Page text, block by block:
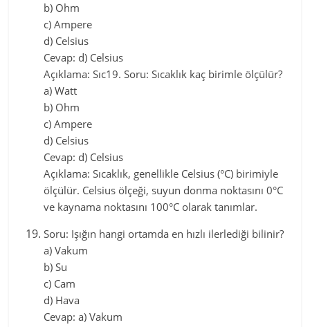
b) Ohm
c) Ampere
d) Celsius
Cevap: d) Celsius
Açıklama: Sıc19. Soru: Sıcaklık kaç birimle ölçülür?
a) Watt
b) Ohm
c) Ampere
d) Celsius
Cevap: d) Celsius
Açıklama: Sıcaklık, genellikle Celsius (°C) birimiyle
ölçülür. Celsius ölçeği, suyun donma noktasını 0°C
ve kaynama noktasını 100°C olarak tanımlar.
Soru: Işığın hangi ortamda en hızlı ilerlediği bilinir?
a) Vakum
b) Su
c) Cam
d) Hava
Cevap: a) Vakum